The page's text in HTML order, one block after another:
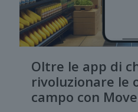
Oltre le app di
rivoluzionare le
campo con